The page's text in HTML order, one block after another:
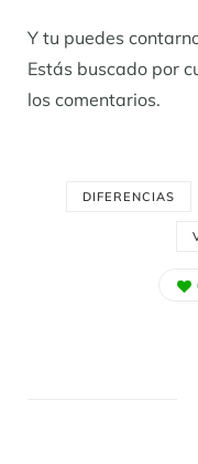
Y tu puedes
Estás buscado por
los comentarios.
DIFERENCIAS